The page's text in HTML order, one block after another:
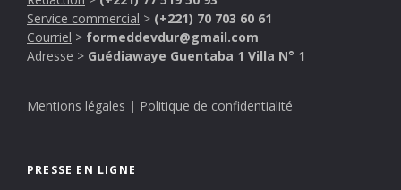
Service commercial > (+221) 70 703 60 61
Courriel > formeddevdur@gmail.com
Adresse > Guédiawaye Guentaba 1 Villa N° 1
Mentions légales | Politique de confidentialité
PRESSE EN LIGNE